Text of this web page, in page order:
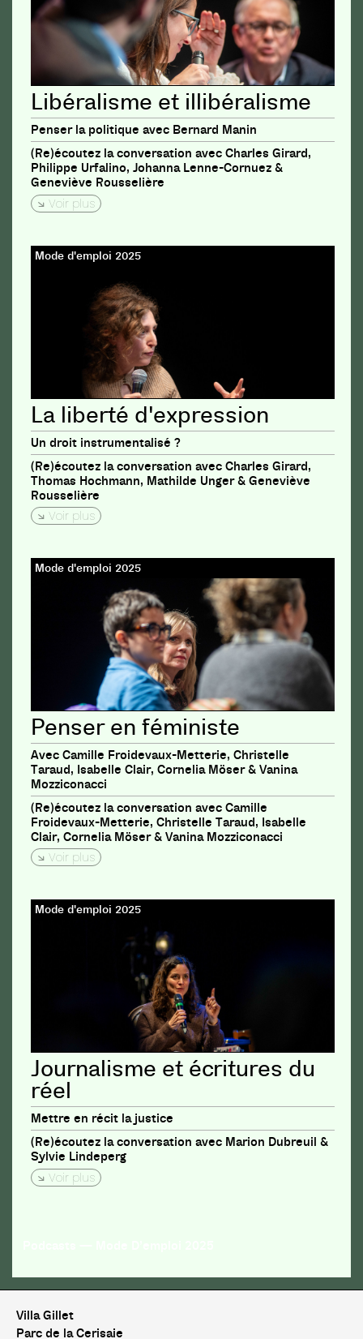
Libéralisme et illibéralisme
Penser la politique avec Bernard Manin
(Re)écoutez la conversation avec Charles Girard,
Philippe Urfalino, Johanna Lenne-Cornuez &
Geneviève Rousselière
Voir plus
Mode d'emploi 2025
La liberté d'expression
Un droit instrumentalisé ?
(Re)écoutez la conversation avec Charles Girard,
Thomas Hochmann, Mathilde Unger & Geneviève
Rousselière
Voir plus
Mode d'emploi 2025
Penser en féministe
Avec Camille Froidevaux-Metterie, Christelle
Taraud, Isabelle Clair, Cornelia Möser & Vanina
Mozziconacci
(Re)écoutez la conversation avec Camille
Froidevaux-Metterie, Christelle Taraud, Isabelle
Clair, Cornelia Möser & Vanina Mozziconacci
Voir plus
Mode d'emploi 2025
Journalisme et écritures du
réel
Mettre en récit la justice
(Re)écoutez la conversation avec Marion Dubreuil &
Sylvie Lindeperg
Voir plus
Villa Gillet
Parc de la Cerisaie